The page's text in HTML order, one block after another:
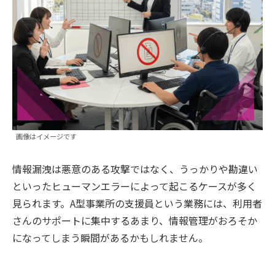
画像はイメージです
情報漏洩は悪意のある攻撃ではなく、うっかりや勘違い
といったヒューマンエラーによって起こるケースが多く
見られます。A型事業所の支援員という業務には、利用者
さんのサポートに集中するあまり、情報管理がおろそか
になってしまう瞬間があるかもしれません。